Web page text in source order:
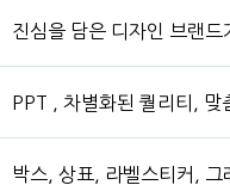
진심을 담은 디자인 브랜
PPT , 차별화된 퀄리티,
박스, 상표, 라벨스티커,